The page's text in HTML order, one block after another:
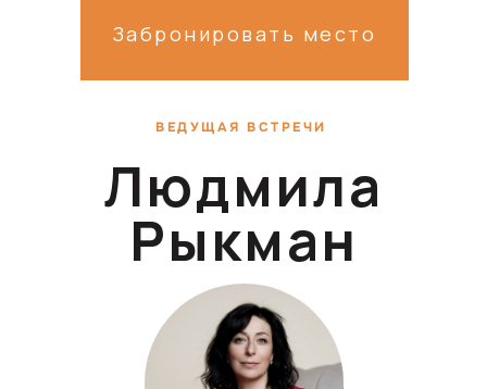
Забронировать место
ВЕДУЩАЯ ВСТРЕЧИ
Людмила
Рыкман